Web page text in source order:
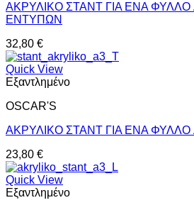
ΑΚΡΥΛΙΚΟ ΣΤΑΝΤ ΓΙΑ ΕΝΑ ΦΥΛΛΟ
ΕΝΤΥΠΩΝ
32,80 €
Quick View
Εξαντλημένο
OSCAR'S
ΑΚΡΥΛΙΚΟ ΣΤΑΝΤ ΓΙΑ ΕΝΑ ΦΥΛΛΟ
23,80 €
Quick View
Εξαντλημένο